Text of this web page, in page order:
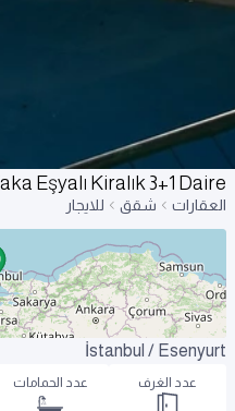
Eşyalı Kiralık 3+1 Daire
العقارات شقق للايجار
İstanbul / Esenyurt
عدد الغرف عدد الحمامات